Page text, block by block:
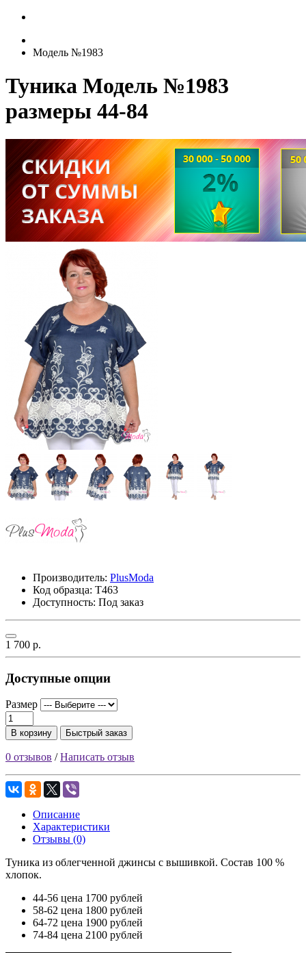
Модель №1983
Туника Модель №1983
размеры 44-84
Производитель: PlusModa
Код образца: Т463
Доступность: Под заказ
1 700 р.
Доступные опции
Размер
В корзину Быстрый заказ
0 отзывов /Написать отзыв
Описание
Характеристики
Отзывы (0)
Туника из облегченной джинсы с вышивкой. Состав 100 %
хлопок.
44-56 цена 1700 рублей
58-62 цена 1800 рублей
64-72 цена 1900 рублей
74-84 цена 2100 рублей